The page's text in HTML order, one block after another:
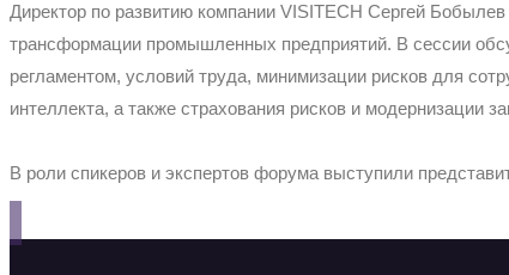
Директор по развитию компании VISITECH Сергей
трансформации промышленных предприятий. В сессии
регламентом, условий труда, минимизации рисков для
интеллекта, а также страхования рисков и модернизации
В роли спикеров и экспертов форума выступили